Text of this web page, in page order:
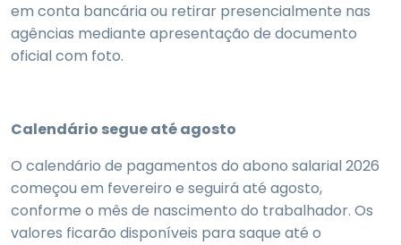
em conta bancária ou retirar presencialmente nas
agências mediante apresentação de documento
oficial com foto.
Calendário segue até agosto
O calendário de pagamentos do abono salarial 2026
começou em fevereiro e seguirá até agosto,
conforme o mês de nascimento do trabalhador. Os
valores ficarão disponíveis para saque até o